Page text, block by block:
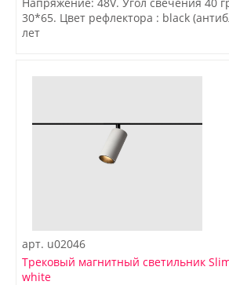
30*65. Цвет рефлектора : black
лет
арт. u02046
Трековый магнитный светильник
white